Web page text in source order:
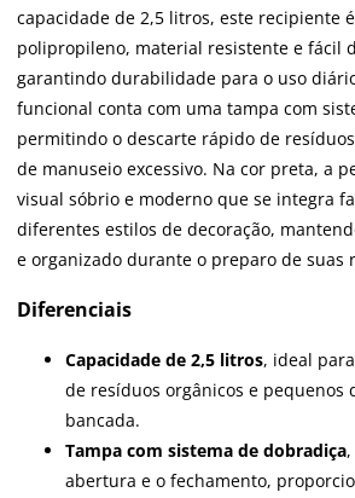
capacidade de 2,5 litros, este recipiente
polipropileno, material resistente e fácil
garantindo durabilidade para o uso
funcional conta com uma tampa com
permitindo o descarte rápido de
de manuseio excessivo. Na cor preta, a
visual sóbrio e moderno que se integra
diferentes estilos de decoração,
e organizado durante o preparo de suas
Diferenciais
Capacidade de 2,5 litros, ideal
de resíduos orgânicos e pequenos
bancada.
Tampa com sistema de dobradiça
abertura e o fechamento,